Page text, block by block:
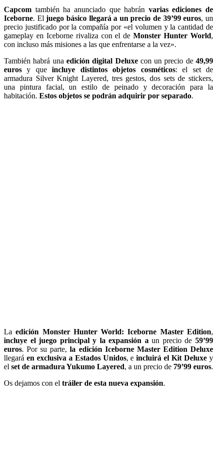
Capcom también ha anunciado que habrán varias ediciones de
Iceborne. Eljuego básico llegará a un precio de 39’99 euros, un
precio justificado por la compañía por «el volumen y la cantidad de
gameplay en Iceborne rivaliza con el deMonster Hunter World,
con incluso más misiones a las que enfrentarse a la vez».
También habrá una edición digital Deluxecon un precio de49,99
euros y queincluye distintos objetos cosméticos: el set de
armadura Silver Knight Layered, tres gestos, dos sets de stickers,
una pintura facial, un estilo de peinado y decoración para la
habitación. Estos objetos se podrán adquirir por separado.
Laedición Monster Hunter World: Iceborne Master Edition,
incluye el juego principal y la expansión aun precio de 59’99
euros. Por su parte,la edición Iceborne Master Edition Deluxe
llegará en exclusiva a Estados Unidos, eincluirá el Kit Deluxe y
el set de armadura Yukumo Layered, a un precio de 79’99 euros.
Os dejamos con el tráiler de esta nueva expansión.